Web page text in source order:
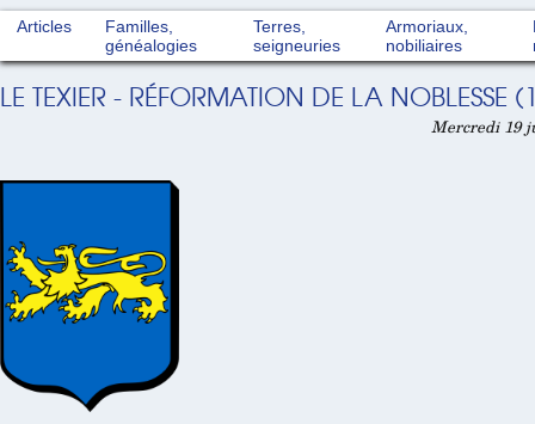
Articles
Familles,
généalogies
Terres,
seigneuries
Armoriaux,
nobiliaires
LE TEXIER - RÉFORMATION DE LA NOBLESSE
Mercredi 19